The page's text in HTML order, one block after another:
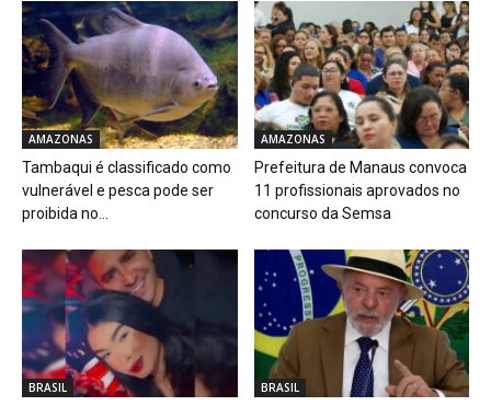
AMAZONAS
Tambaqui é classificado como
vulnerável e pesca pode ser
proibida no...
AMAZONAS
Prefeitura de Manaus convoca
11 profissionais aprovados no
concurso da Semsa
BRASIL BRASIL